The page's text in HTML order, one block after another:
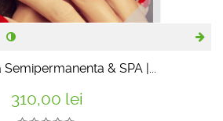
& SPA |...
310,00 lei